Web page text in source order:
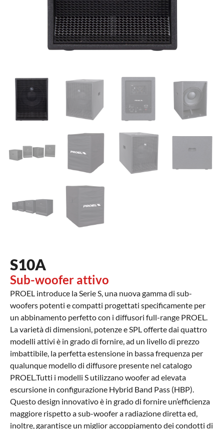
S10A
Sub-woofer attivo
PROEL introduce la Serie S, una nuova gamma di sub-
woofers potenti e compatti progettati specificamente per
un abbinamento perfetto con i diffusori full-range PROEL.
La varietà di dimensioni, potenze e SPL offerte dai quattro
modelli attivi è in grado di fornire, ad un livello di prezzo
imbattibile, la perfetta estensione in bassa frequenza per
qualunque modello di diffusore presente nel catalogo
PROEL.Tutti i modelli S utilizzano woofer ad elevata
escursione in configurazione Hybrid Band Pass (HBP).
Questo design innovativo è in grado di fornire un’efficienza
maggiore rispetto a sub-woofer a radiazione diretta ed,
inoltre, garantisce un miglior accoppiamento dei condotti di